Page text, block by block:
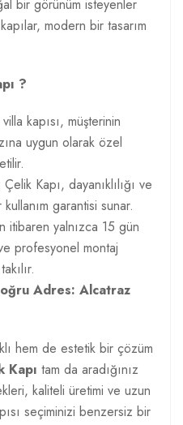
bir görünüm isteyenler
modern bir tasarım
?
kapısı, müşterinin
uygun olarak özel
Kapı, dayanıklılığı ve
garantisi sunar.
itibaren yalnızca 15 gün
profesyonel montaj
Adres: Alcatraz
hem de estetik bir çözüm
Kapı tam da aradığınız
kaliteli üretimi ve uzun
seçiminizi benzersiz bir